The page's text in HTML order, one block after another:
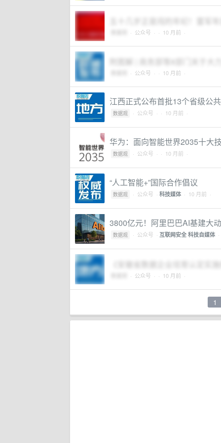
· 公众号 · · 10 月前 ·
附图解 | 商务部等8部门关于
· 公众号 · · 10 月前 ·
江西正式公布首批13个省级公
数据观 · 公众号 · · 10 月前 ·
华为：面向智能世界2035十大
数据观 · 公众号 · · 10 月前 ·
“人工智能+”国际合作倡议
数据观 · 公众号 · 科技媒体 · 10 月前 ·
3800亿元！阿里巴巴AI基建大
数据观 · 公众号 · 互联网安全 科技自媒体
《安徽省数据企业培育认定实
· 公众号 · · 10 月前 ·
1